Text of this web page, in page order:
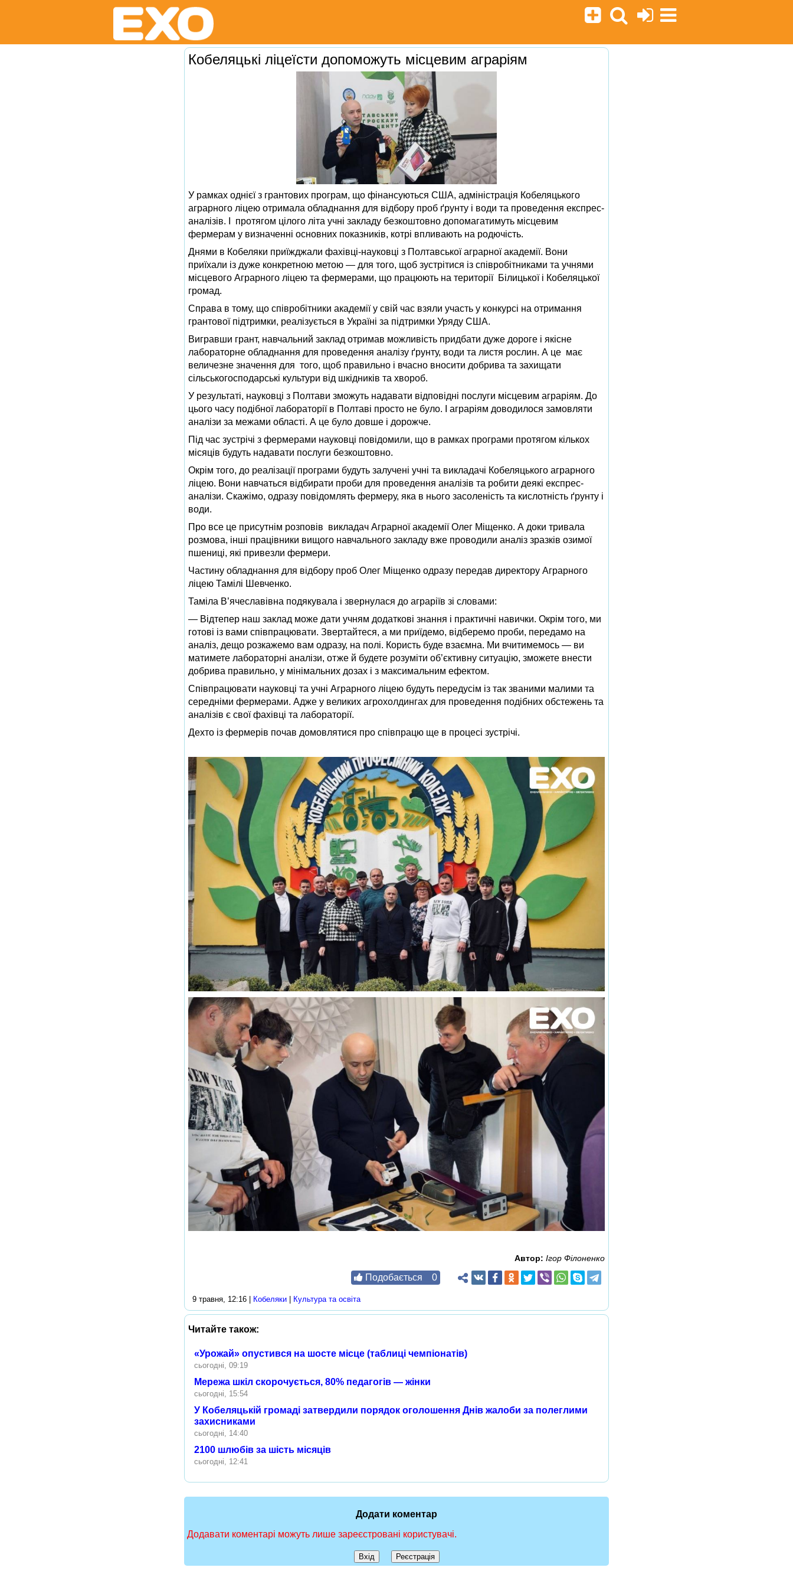
Кобеляцькі ліцеїсти допоможуть місцевим аграріям
У рамках однієї з грантових програм, що фінансуються США, адміністрація Кобеляцького
аграрного ліцею отримала обладнання для відбору проб ґрунту і води та проведення експрес-
аналізів. І протягом цілого літа учні закладу безкоштовно допомагатимуть місцевим
фермерам у визначенні основних показників, котрі впливають на родючість.
Днями в Кобеляки приїжджали фахівці-науковці з Полтавської аграрної академії. Вони
приїхали із дуже конкретною метою — для того, щоб зустрітися із співробітниками та учнями
місцевого Аграрного ліцею та фермерами, що працюють на території Білицької і Кобеляцької
громад.
Справа в тому, що співробітники академії у свій час взяли участь у конкурсі на отримання
грантової підтримки, реалізується в Україні за підтримки Уряду США.
Вигравши грант, навчальний заклад отримав можливість придбати дуже дороге і якісне
лабораторне обладнання для проведення аналізу ґрунту, води та листя рослин. А це має
величезне значення для того, щоб правильно і вчасно вносити добрива та захищати
сільськогосподарські культури від шкідників та хвороб.
У результаті, науковці з Полтави зможуть надавати відповідні послуги місцевим аграріям. До
цього часу подібної лабораторії в Полтаві просто не було. І аграріям доводилося замовляти
аналізи за межами області. А це було довше і дорожче.
Під час зустрічі з фермерами науковці повідомили, що в рамках програми протягом кількох
місяців будуть надавати послуги безкоштовно.
Окрім того, до реалізації програми будуть залучені учні та викладачі Кобеляцького аграрного
ліцею. Вони навчаться відбирати проби для проведення аналізів та робити деякі експрес-
аналізи. Скажімо, одразу повідомлять фермеру, яка в нього засоленість та кислотність ґрунту і
води.
Про все це присутнім розповів викладач Аграрної академії Олег Міщенко. А доки тривала
розмова, інші працівники вищого навчального закладу вже проводили аналіз зразків озимої
пшениці, які привезли фермери.
Частину обладнання для відбору проб Олег Міщенко одразу передав директору Аграрного
ліцею Тамілі Шевченко.
Таміла В’ячеславівна подякувала і звернулася до аграріїв зі словами:
— Відтепер наш заклад може дати учням додаткові знання і практичні навички. Окрім того, ми
готові із вами співпрацювати. Звертайтеся, а ми приїдемо, відберемо проби, передамо на
аналіз, дещо розкажемо вам одразу, на полі. Користь буде взаємна. Ми вчитимемось — ви
матимете лабораторні аналізи, отже й будете розуміти об’єктивну ситуацію, зможете внести
добрива правильно, у мінімальних дозах і з максимальним ефектом.
Співпрацювати науковці та учні Аграрного ліцею будуть передусім із так званими малими та
середніми фермерами. Адже у великих агрохолдингах для проведення подібних обстежень та
аналізів є свої фахівці та лабораторії.
Дехто із фермерів почав домовлятися про співпрацю ще в процесі зустрічі.
Автор: Ігор Філоненко
Подобається 0
9 травня, 12:16 | Кобеляки Культура та освіта
Читайте також:
«Урожай» опустився на шосте місце (таблиці чемпіонатів)
сьогодні, 09:19
Мережа шкіл скорочується, 80% педагогів — жінки
сьогодні, 15:54
У Кобеляцькій громаді затвердили порядок оголошення Днів жалоби за полеглими
захисниками
сьогодні, 14:40
2100 шлюбів за шість місяців
сьогодні, 12:41
Додати коментар
Додавати коментарі можуть лише зареєстровані користувачі.
Вхід Реєстрація